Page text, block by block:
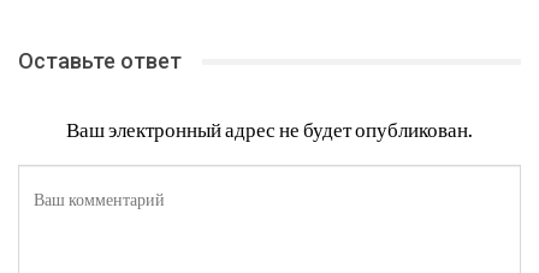
Оставьте ответ
Ваш электронный адрес не будет опубликован.